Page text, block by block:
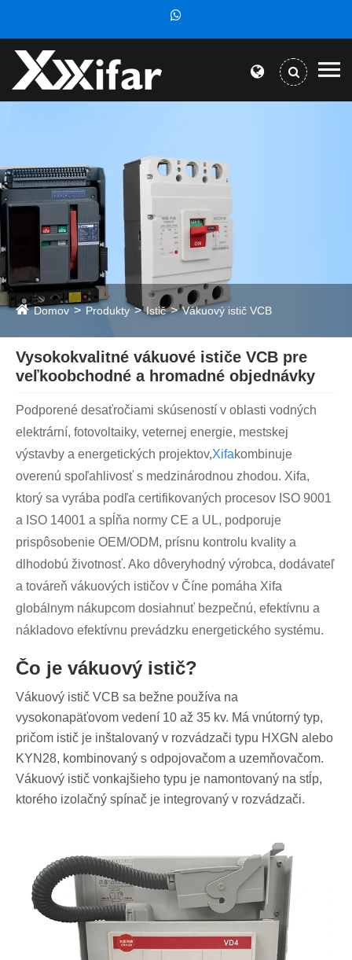
Domov Produkty Istič Vákuový istič VCB
Vysokokvalitné vákuové ističe VCB pre
veľkoobchodné a hromadné objednávky
Podporené desaťročiami skúseností v oblasti vodných
elektrární, fotovoltaiky, veternej energie, mestskej
výstavby a energetických projektov,Xifakombinuje
overenú spoľahlivosť s medzinárodnou zhodou. Xifa,
ktorý sa vyrába podľa certifikovaných procesov ISO 9001
a ISO 14001 a spĺňa normy CE a UL, podporuje
prispôsobenie OEM/ODM, prísnu kontrolu kvality a
dlhodobú životnosť. Ako dôveryhodný výrobca, dodávateľ
a továreň vákuových ističov v Číne pomáha Xifa
globálnym nákupcom dosiahnuť bezpečnú, efektívnu a
nákladovo efektívnu prevádzku energetického systému.
Čo je vákuový istič?
Vákuový istič VCB sa bežne používa na
vysokonapäťovom vedení 10 až 35 kv. Má vnútorný typ,
pričom istič je inštalovaný v rozvádzači typu HXGN alebo
KYN28, kombinovaný s odpojovačom a uzemňovačom.
Vákuový istič vonkajšieho typu je namontovaný na stĺp,
ktorého izolačný spínač je integrovaný v rozvádzači.